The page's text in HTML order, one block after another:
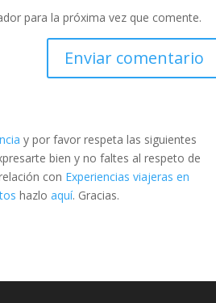
para la próxima vez que comente.
y por favor respeta las siguientes
bien y no faltes al respeto de
con Experiencias viajeras en
hazloaquí. Gracias.